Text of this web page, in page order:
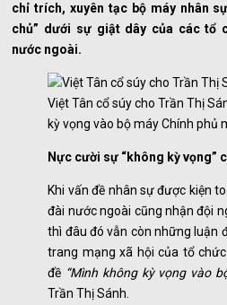
chỉ trích, xuyên tạc bộ máy nhân
chủ” dưới sự giật dây của các tổ
nước ngoài.
Việt Tân cổ súy cho Trần Thị
kỳ vọng vào bộ máy Chính phủ
Nực cười sự “không kỳ vọng”
Khi vấn đề nhân sự được kiện
đài nước ngoài cũng nhận đội
thì đâu đó vẫn còn những luận
trang mạng xã hội của tổ
đề “Mình không kỳ vọng vào
Trần Thị Sánh.